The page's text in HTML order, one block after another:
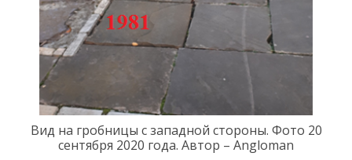
Вид на гробницы с западной стороны. Фото 20
сентября 2020 года. Автор – Angloman